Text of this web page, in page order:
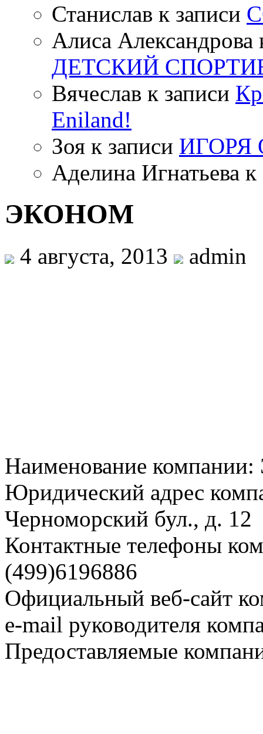
Станислав к записи
Алиса Александрова
ДЕТСКИЙ
Вячеслав к записи
Eniland!
Зоя к записи ИГОРЯ
Аделина Игнатьева к
ЭКОНОМ
4 августа, 2013 admin
Наименование
Юридический адрес
Черноморский бул., д. 12
Контактные телефоны
(499)6196886
Официальный веб-сайт
e-mail руководителя
Предоставляемые